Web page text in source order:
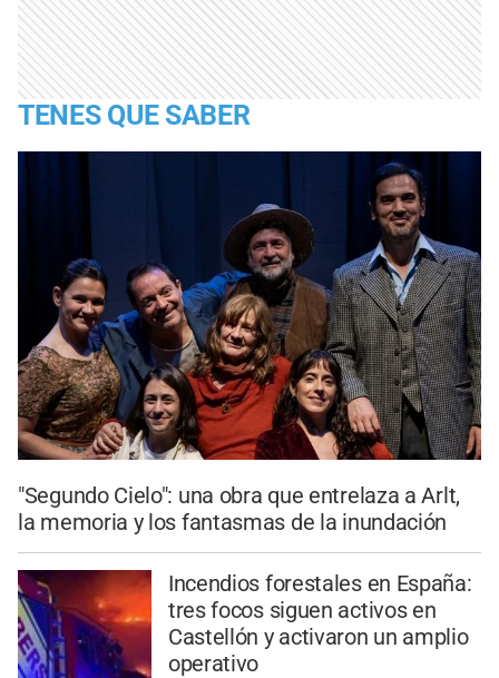
TENES QUE SABER
"Segundo Cielo": una obra que entrelaza a Arlt,
la memoria y los fantasmas de la inundación
Incendios forestales en España:
tres focos siguen activos en
Castellón y activaron un amplio
operativo